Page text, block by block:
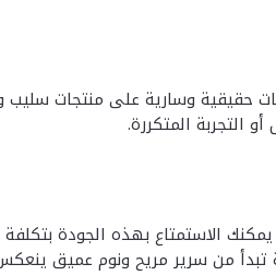
حقيقية وسارية على منتجات سليب
التجربة المتكررة.
يمكنك الاستمتاع بهذه الجودة بتكلفة
تبدأ من سرير مريح ونوم عميق